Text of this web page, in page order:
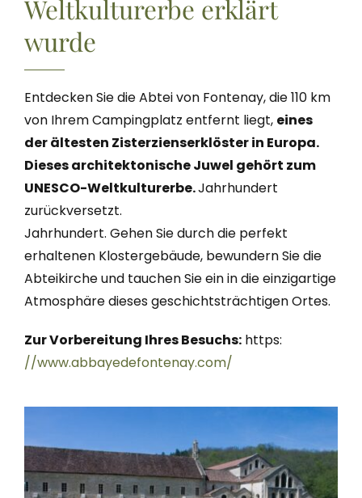
Weltkulturerbe erklärt
wurde
Entdecken Sie die Abtei von Fontenay, die 110 km
von Ihrem Campingplatz entfernt liegt, eines
der ältesten Zisterzienserklöster in Europa.
Dieses architektonische Juwel gehört zum
UNESCO-Weltkulturerbe.Jahrhundert
zurückversetzt.
Jahrhundert. Gehen Sie durch die perfekt
erhaltenen Klostergebäude, bewundern Sie die
Abteikirche und tauchen Sie ein in die einzigartige
Atmosphäre dieses geschichtsträchtigen Ortes.
Zur Vorbereitung Ihres Besuchs:https:
//www.abbayedefontenay.com/